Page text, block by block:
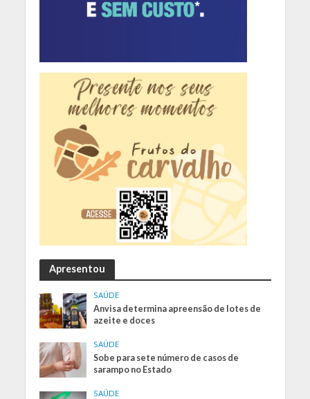
Apresentou
SAÚDE
Anvisa determina apreensão de lotes de
azeite e doces
SAÚDE
Sobe para sete número de casos de
sarampo no Estado
SAÚDE